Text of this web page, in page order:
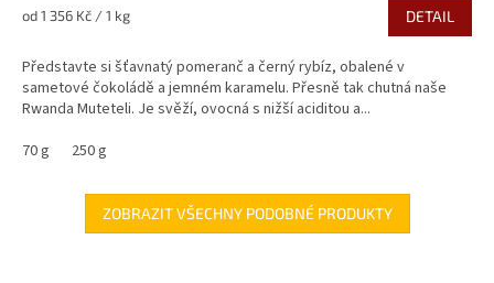
Měrná
od 1 356 Kč / 1 kg DETAIL
Představte si šťavnatý pomeranč a černý rybíz, obalené v
sametové čokoládě a jemném karamelu. Přesně tak chutná naše
Rwanda Muteteli. Je svěží, ovocná s nižší aciditou a...
70 g
250 g
ZOBRAZIT VŠECHNY PODOBNÉ PRODUKTY